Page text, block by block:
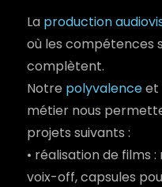
La production
où les compétences
complètent.
Notre polyvalenceet
métier nous
projets suivants :
• réalisation de films
voix-off, capsules